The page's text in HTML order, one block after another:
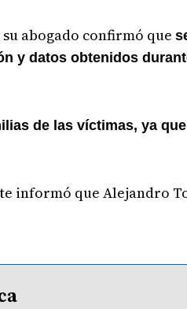
abogado confirmó que
y datos obtenidos
de las víctimas, ya
informó que Alejandro